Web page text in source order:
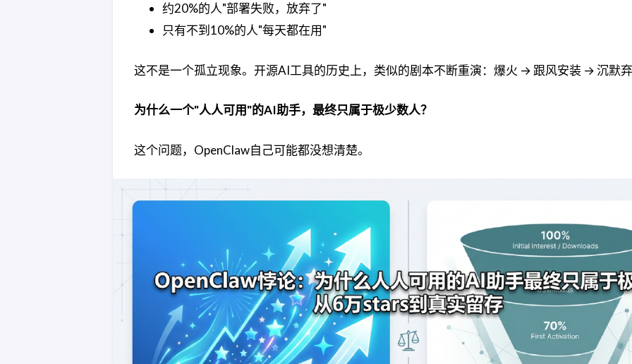
约20%的人"部署失败，放弃了"
只有不到10%的人"每天都在用"
这不是一个孤立现象。开源AI工具的历史上，类似的剧本不断重演：爆火 → 跟风安装 → 沉默弃
为什么一个"人人可用"的AI助手，最终只属于极少数人？
这个问题，OpenClaw自己可能都没想清楚。